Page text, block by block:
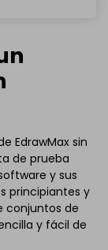
EdrawMax sin
de prueba
y sus
principiantes y
conjuntos de
y fácil de